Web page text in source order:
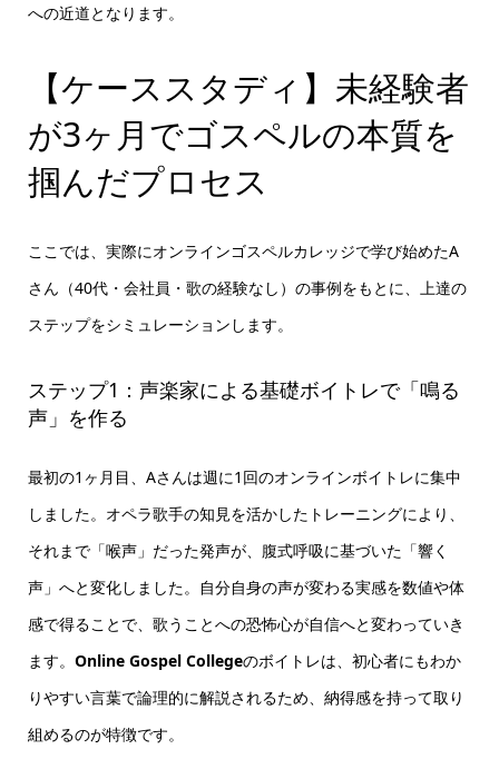
への近道となります。
【ケーススタディ】未経験者
が3ヶ月でゴスペルの本質を
掴んだプロセス
ここでは、実際にオンラインゴスペルカレッジで学び始めたA
さん（40代・会社員・歌の経験なし）の事例をもとに、上達の
ステップをシミュレーションします。
ステップ1：声楽家による基礎ボイトレで「鳴る
声」を作る
最初の1ヶ月目、Aさんは週に1回のオンラインボイトレに集中
しました。オペラ歌手の知見を活かしたトレーニングにより、
それまで「喉声」だった発声が、腹式呼吸に基づいた「響く
声」へと変化しました。自分自身の声が変わる実感を数値や体
感で得ることで、歌うことへの恐怖心が自信へと変わっていき
ます。 Online Gospel Collegeのボイトレは、初心者にもわか
りやすい言葉で論理的に解説されるため、納得感を持って取り
組めるのが特徴です。